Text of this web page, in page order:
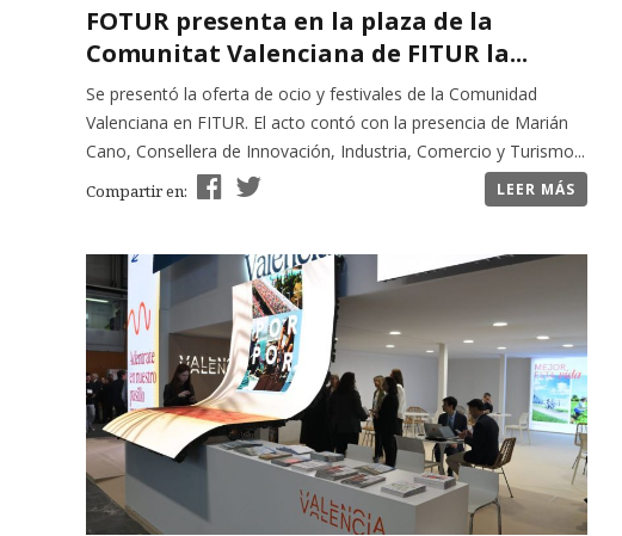
FOTUR presenta en la plaza de la
Comunitat Valenciana de FITUR la...
Se presentó la oferta de ocio y festivales de la Comunidad
Valenciana en FITUR. El acto contó con la presencia de Marián
Cano, Consellera de Innovación, Industria, Comercio y Turismo...
Compartir en: LEER MÁS